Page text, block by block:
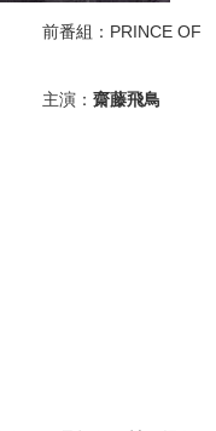
番組：PRINCE OF
演： 齋藤飛鳥